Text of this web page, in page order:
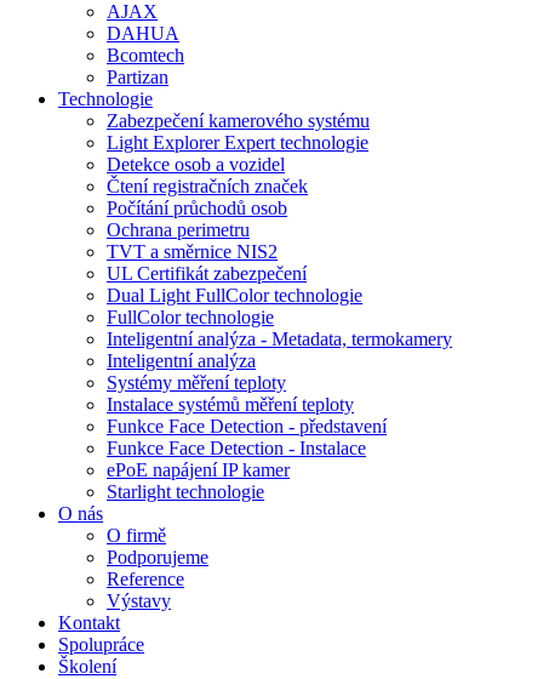
AJAX
DAHUA
Bcomtech
Partizan
Technologie
Zabezpečení kamerového systému
Light Explorer Expert technologie
Detekce osob a vozidel
Čtení registračních značek
Počítání průchodů osob
Ochrana perimetru
TVT a směrnice NIS2
UL Certifikát zabezpečení
Dual Light FullColor technologie
FullColor technologie
Inteligentní analýza - Metadata, termokamery
Inteligentní analýza
Systémy měření teploty
Instalace systémů měření teploty
Funkce Face Detection - představení
Funkce Face Detection - Instalace
ePoE napájení IP kamer
Starlight technologie
O nás
O firmě
Podporujeme
Reference
Výstavy
Kontakt
Spolupráce
Školení